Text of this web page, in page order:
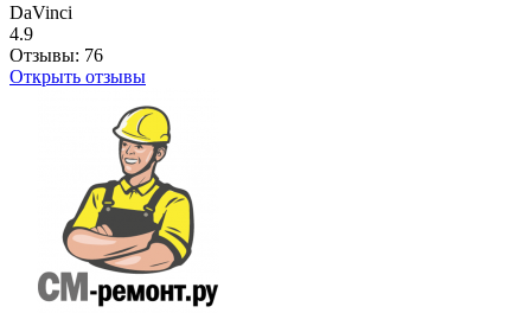
DaVinci
4.9
Отзывы: 76
Открыть отзывы